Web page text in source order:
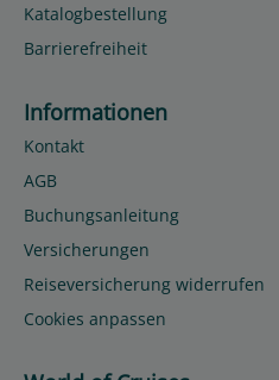
Katalogbestellung
Barrierefreiheit
Informationen
Kontakt
AGB
Buchungsanleitung
Versicherungen
Reiseversicherung widerrufen
Cookies anpassen